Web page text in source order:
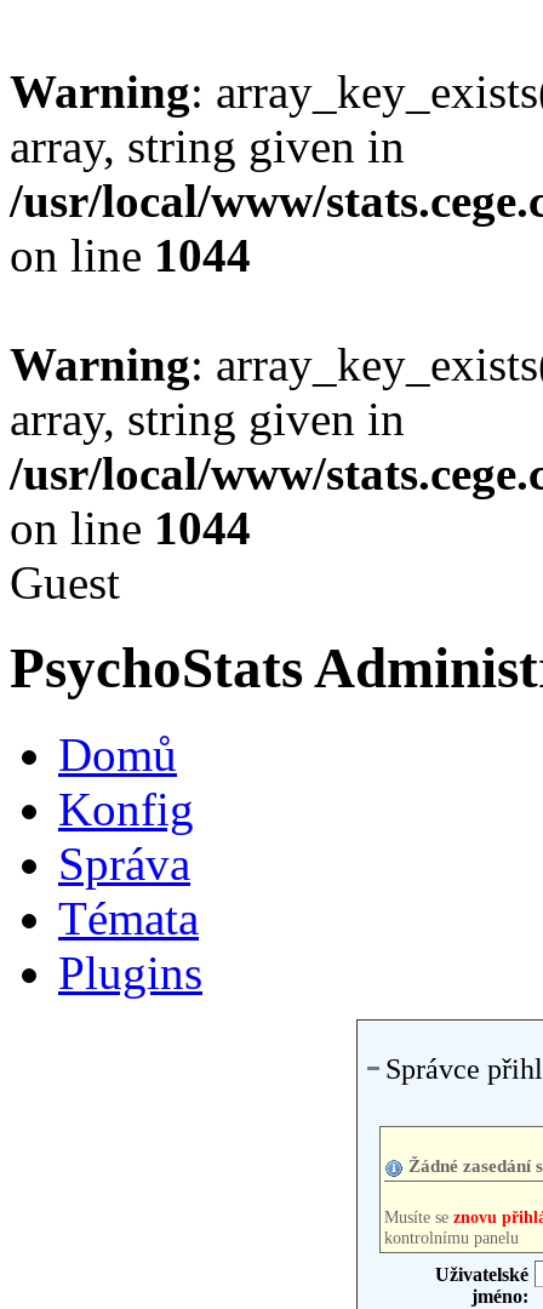
Warning:
array, string given in
/usr/local/www/
on line 1044
Warning:
array, string given in
/usr/local/www/
on line 1044
Guest
PsychoStats
Domů
Konfig
Správa
Témata
Plugins
Správce
Žádné zasedání
Musíte se znovu
kontrolnímu panelu
Uživatelské
jméno: